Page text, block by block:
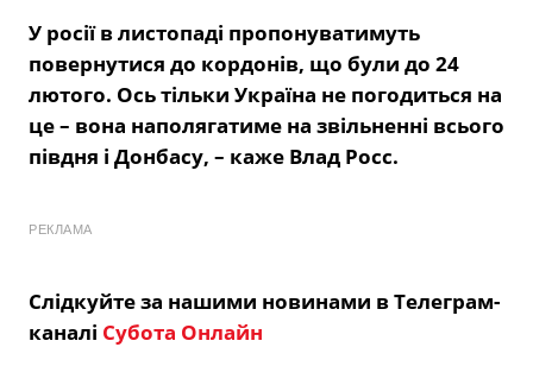
У росії в листопаді пропонуватимуть
повернутися до кордонів, що були до 24
лютого. Ось тільки Україна не погодиться на
це – вона наполягатиме на звільненні всього
півдня і Донбасу, – каже Влад Росс.
РЕКЛАМА
Слідкуйте за нашими новинами в Телеграм-
каналі Субота Онлайн